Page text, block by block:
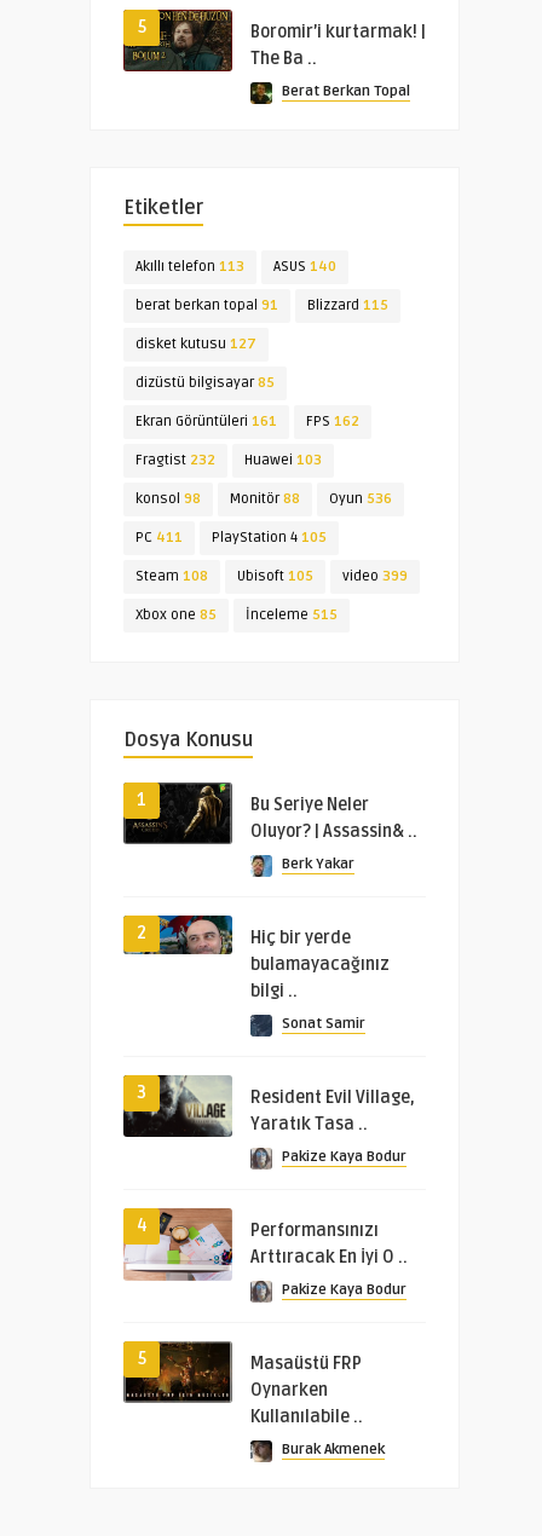
5
Boromir’i kurtarmak! |
The Ba ..
Berat Berkan Topal
Etiketler
Akıllı telefon 113 ASUS 140
berat berkan topal 91 Blizzard 115
disket kutusu 127
dizüstü bilgisayar85
Ekran Görüntüleri 161 FPS 162
Fragtist 232 Huawei 103
konsol 98 Monitör88 Oyun 536
PC 411 PlayStation 4 105
Steam 108 Ubisoft 105 video 399
Xbox one 85 İnceleme 515
Dosya Konusu
1
Bu Seriye Neler
Oluyor? | Assassin& ..
Berk Yakar
2
Hiç bir yerde
bulamayacağınız
bilgi ..
Sonat Samir
3
Resident Evil Village,
Yaratık Tasa ..
Pakize Kaya Bodur
4
Performansınızı
Arttıracak En İyi O ..
Pakize Kaya Bodur
5
Masaüstü FRP
Oynarken
Kullanılabile ..
Burak Akmenek